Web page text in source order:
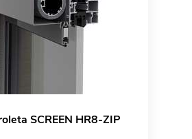
SCREEN HR8-ZIP